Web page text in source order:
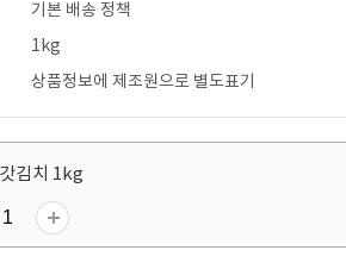
기본 배송 정책
1kg
상품정보에 제조원으로 별도표기
김치 1kg